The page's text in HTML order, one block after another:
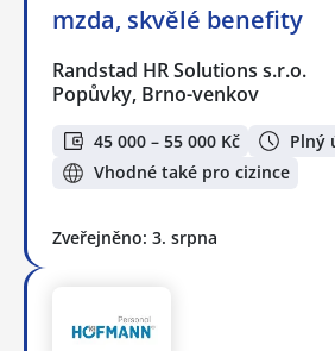
mzda, skvělé benefity
Randstad HR Solutions s.r.o.
Popůvky, Brno-venkov
45 000 – 55 000 Kč
Plný
Vhodné také pro cizince
Zveřejněno: 3. srpna